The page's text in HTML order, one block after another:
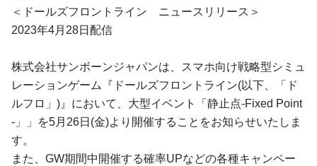
＜ドールズフロントライン ニュースリリース＞
2023年4月28日配信
株式会社サンボーンジャパンは、スマホ向け戦略型シミュ
レーションゲーム『ドールズフロントライン(以下、「ド
ルフロ」)』において、大型イベント「静止点-Fixed Point
-」」を5月26日(金)より開催することをお知らせいたしま
す。
また、GW期間中開催する確率UPなどの各種キャンペー